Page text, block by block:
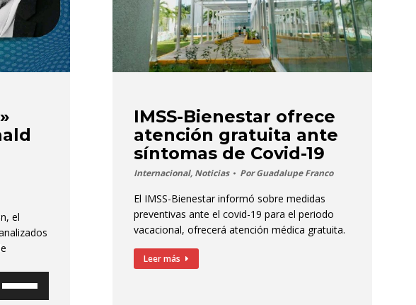
el
IMSS-Bienestar ofrece
atención gratuita ante
síntomas de Covid-19
Internacional, Noticias PorGuadalupe Franco
El IMSS-Bienestar informó sobre medidas
preventivas ante el covid-19 para el periodo
vacacional, ofrecerá atención médica gratuita.
Leer más